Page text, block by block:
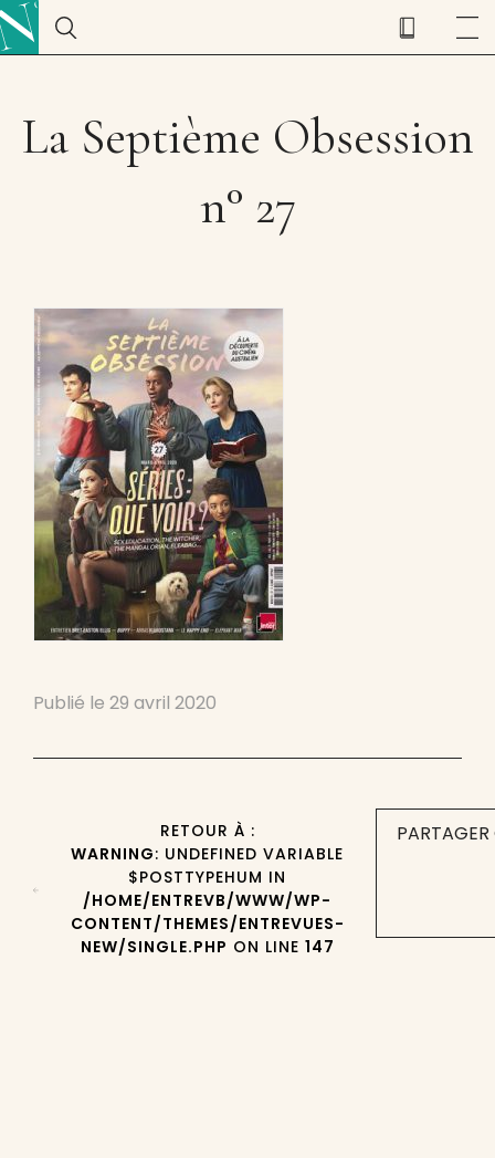
La Septième Obsession
n° 27
Publié le 29 avril 2020
RETOUR À :
WARNING: UNDEFINED VARIABLE
$POSTTYPEHUM IN
/HOME/ENTREVB/WWW/WP-
CONTENT/THEMES/ENTREVUES-
NEW/SINGLE.PHP ON LINE 147